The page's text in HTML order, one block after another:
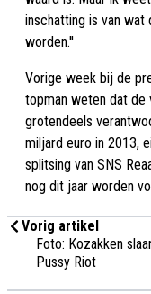
inschatting is van
worden.''
Vorige week bij de
topman weten dat de
grotendeels
miljard euro in 2013,
splitsing van SNS
nog dit jaar worden
Vorig artikel
Foto: Kozakken
Pussy Riot